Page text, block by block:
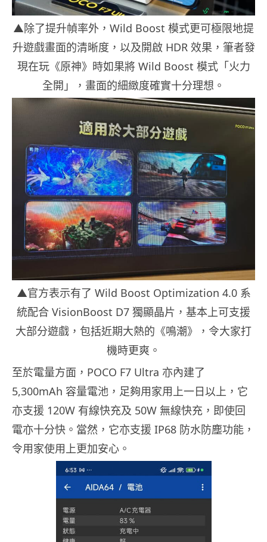
▲除了提升幀率外，Wild Boost 模式更可極限地提
升遊戲畫面的清晰度，以及開啟 HDR 效果，筆者發
現在玩《原神》時如果將 Wild Boost 模式「火力
全開」，畫面的細緻度確實十分理想。
▲官方表示有了 Wild Boost Optimization 4.0 系
統配合 VisionBoost D7 獨顯晶片，基本上可支援
大部分遊戲，包括近期大熱的《鳴潮》，令大家打
機時更爽。
至於電量方面，POCO F7 Ultra 亦內建了
5,300mAh 容量電池，足夠用家用上一日以上，它
亦支援 120W 有線快充及 50W 無線快充，即使回
電亦十分快。當然，它亦支援 IP68 防水防塵功能，
令用家使用上更加安心。